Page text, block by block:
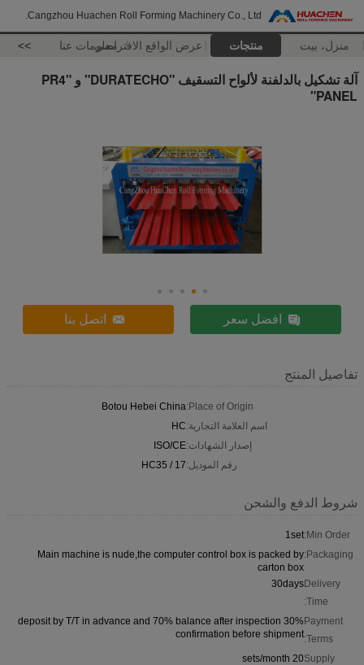
Cangzhou Huachen Roll Forming Machinery Co., Ltd.
منزل، بيت منتجات عرض الواقع الافتراضيمعلومات عنا >>
آلة تشكيل بالدلفنة لألواح التسقيف "DURATECHO" و "PR4
PANEL"
افضل سعر اتصل بنا
تفاصيل المنتج
Place of Origin:
Botou Hebei China
اسم العلامة التجارية:HC
إصدار الشهادات:ISO/CE
رقم الموديل:HC35 / 17
شروط الدفع والشحن
Min Order:
1set
Packaging:
Main machine is nude,the computer control box is packed by
carton box
Delivery
Time:
30days
Payment
Terms:
30% deposit by T/T in advance and 70% balance after inspection
confirmation before shipment
Supply
20 sets/month